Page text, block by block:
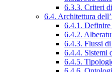
6.3.3. Criteri
6.4. Architettura
6.4.1. Definire
6.4.2.
6.4.3. Flussi
6.4.4. Sistemi
6.4.5.